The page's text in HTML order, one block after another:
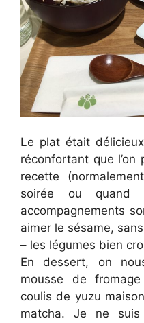
Le plat était
réconfortant que
recette
soirée ou quand
accompagnements
aimer le sésame,
– les légumes bien
En dessert, on
mousse de
coulis de yuzu
matcha. Je ne